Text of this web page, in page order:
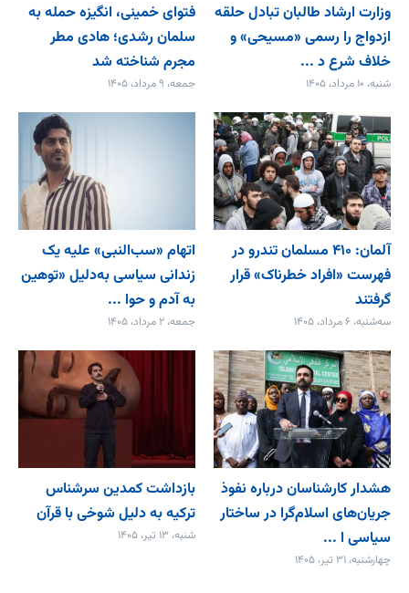
وزارت ارشاد طالبان تبادل حلقه
ازدواج را رسمی «مسیحی» و
خلاف شرع د ...
شنبه، ۱۰ مرداد، ۱۴۰۵
فتوای خمینی، انگیزه حمله به
سلمان رشدی؛ هادی مطر
مجرم شناخته شد
جمعه، ۹ مرداد، ۱۴۰۵
آلمان: ۴۱۰ مسلمان تندرو در
فهرست «افراد خطرناک» قرار
گرفتند
سه‌شنبه، ۶ مرداد، ۱۴۰۵
اتهام «سب‌النبی» علیه یک
زندانی سیاسی به‌دلیل «توهین
به آدم و حوا ...
جمعه، ۲ مرداد، ۱۴۰۵
هشدار کارشناسان درباره نفوذ
جریان‌های اسلام‌گرا در ساختار
سیاسی ا ...
چهارشنبه، ۳۱ تیر، ۱۴۰۵
بازداشت کمدین سرشناس
ترکیه به دلیل شوخی با قرآن
شنبه، ۱۳ تیر، ۱۴۰۵